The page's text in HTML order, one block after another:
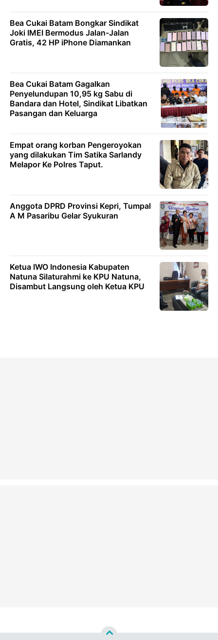
Bea Cukai Batam Bongkar Sindikat
Joki IMEI Bermodus Jalan-Jalan
Gratis, 42 HP iPhone Diamankan
Bea Cukai Batam Gagalkan
Penyelundupan 10,95 kg Sabu di
Bandara dan Hotel, Sindikat Libatkan
Pasangan dan Keluarga
Empat orang korban Pengeroyokan
yang dilakukan Tim Satika Sarlandy
Melapor Ke Polres Taput.
Anggota DPRD Provinsi Kepri, Tumpal
A M Pasaribu Gelar Syukuran
Ketua IWO Indonesia Kabupaten
Natuna Silaturahmi ke KPU Natuna,
Disambut Langsung oleh Ketua KPU